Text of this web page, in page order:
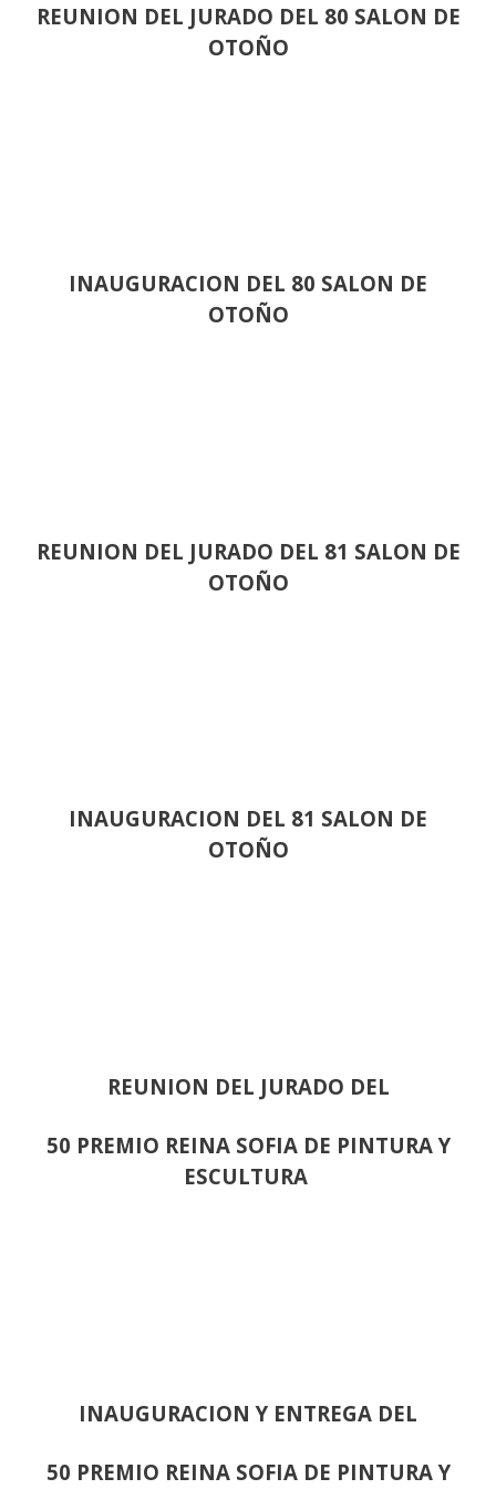
REUNION DEL JURADO DEL 80 SALON DE
OTOÑO
INAUGURACION DEL 80 SALON DE
OTOÑO
REUNION DEL JURADO DEL 81 SALON DE
OTOÑO
INAUGURACION DEL 81 SALON DE
OTOÑO
REUNION DEL JURADO DEL
50 PREMIO REINA SOFIA DE PINTURA Y
ESCULTURA
INAUGURACION Y ENTREGA DEL
50 PREMIO REINA SOFIA DE PINTURA Y